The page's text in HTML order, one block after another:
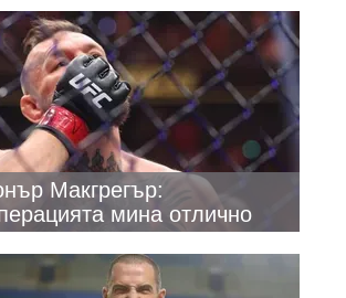
Макгрегър:
мина отлично